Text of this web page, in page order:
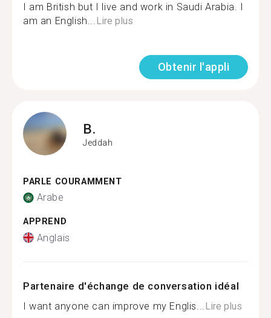
I am British but I live and work in Saudi Arabia. I
am an English... Lire plus
Obtenir l'appli
B.
Jeddah
PARLE COURAMMENT
Arabe
APPREND
Anglais
Partenaire d'échange de conversation idéal
I want anyone can improve my Englis... Lire plus